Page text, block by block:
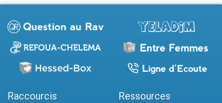
Raccourcis Ressources